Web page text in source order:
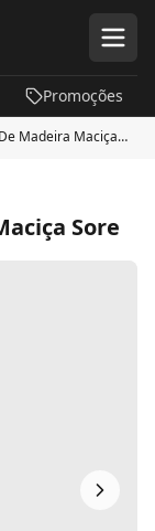
Promoções
Madeira Maciça
Sore